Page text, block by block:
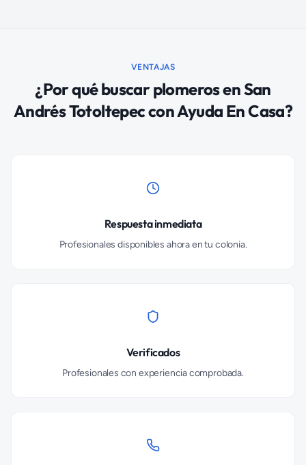
VENTAJAS
¿Por qué buscarplomerosenSan
Andrés Totoltepeccon Ayuda En Casa?
Respuesta inmediata
Profesionales disponibles ahora en tu colonia.
Verificados
Profesionales con experiencia comprobada.